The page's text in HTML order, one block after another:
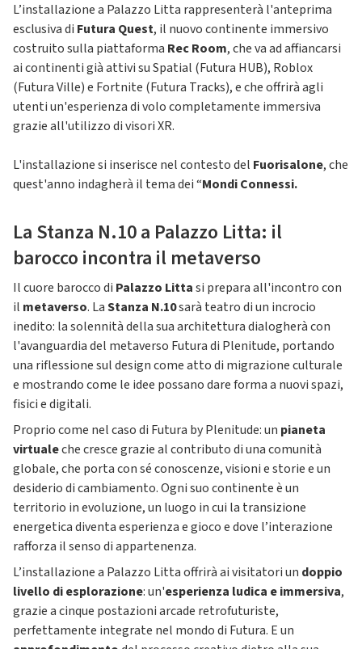
L’installazione a Palazzo Litta rappresenterà l'anteprima
esclusiva di Futura Quest, il nuovo continente immersivo
costruito sulla piattaforma Rec Room, che va ad affiancarsi
ai continenti già attivi su Spatial (Futura HUB), Roblox
(Futura Ville) e Fortnite (Futura Tracks), e che offrirà agli
utenti un'esperienza di volo completamente immersiva
grazie all'utilizzo di visori XR.
L'installazione si inserisce nel contesto del Fuorisalone, che
quest'anno indagherà il tema dei “Mondi Connessi.
La Stanza N.10 a Palazzo Litta: il
barocco incontra il metaverso
Il cuore barocco di Palazzo Littasi prepara all'incontro con
il metaverso. LaStanza N.10sarà teatro di un incrocio
inedito: la solennità della sua architettura dialogherà con
l'avanguardia del metaverso Futura di Plenitude, portando
una riflessione sul design come atto di migrazione culturale
e mostrando come le idee possano dare forma a nuovi spazi,
fisici e digitali.
Proprio come nel caso di Futura by Plenitude: un pianeta
virtualeche cresce grazie al contributo di una comunità
globale, che porta con sé conoscenze, visioni e storie e un
desiderio di cambiamento. Ogni suo continente è un
territorio in evoluzione, un luogo in cui la transizione
energetica diventa esperienza e gioco e dove l’interazione
rafforza il senso di appartenenza.
L’installazione a Palazzo Litta offrirà ai visitatori un doppio
livello di esplorazione: un'esperienza ludica e immersiva,
grazie a cinque postazioni arcade retrofuturiste,
perfettamente integrate nel mondo di Futura. E un